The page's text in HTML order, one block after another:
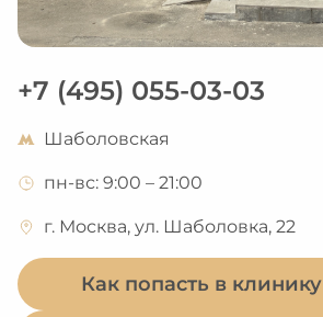
+7 (495) 055-03-03
Шаболовская
пн-вс: 9:00 – 21:00
г. Москва, ул. Шаболовка, 22
Как попасть в клинику